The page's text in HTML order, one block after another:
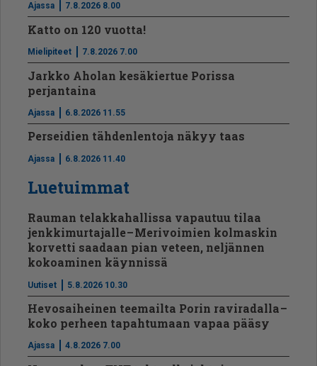
Ajassa 7.8.2026 8.00
Katto on 120 vuotta!
Mielipiteet 7.8.2026 7.00
Jarkko Aholan kesäkiertue Porissa
perjantaina
Ajassa 6.8.2026 11.55
Perseidien tähdenlentoja näkyy taas
Ajassa 6.8.2026 11.40
Luetuimmat
Rauman telakkahallissa vapautuu tilaa
jenkkimurtajalle – Merivoimien kolmaskin
korvetti saadaan pian veteen, neljännen
kokoaminen käynnissä
Uutiset 5.8.2026 10.30
Hevosaiheinen teemailta Porin raviradalla –
koko perheen tapahtumaan vapaa pääsy
Ajassa 4.8.2026 7.00